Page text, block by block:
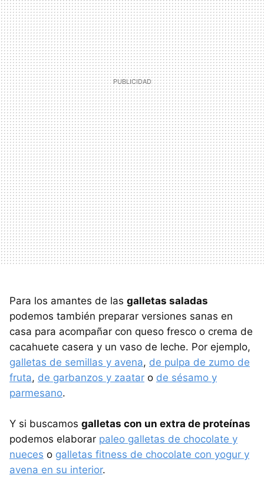
Para los amantes de las galletas saladas
podemos también preparar versiones sanas en
casa para acompañar con queso fresco o crema de
cacahuete casera y un vaso de leche. Por ejemplo,
galletas de semillas y avena, de pulpa de zumo de
fruta, de garbanzos y zaatar o de sésamo y
parmesano.
Y si buscamos galletas con un extra de proteínas
podemos elaborar paleo galletas de chocolate y
nueces o galletas fitness de chocolate con yogur y
avena en su interior.